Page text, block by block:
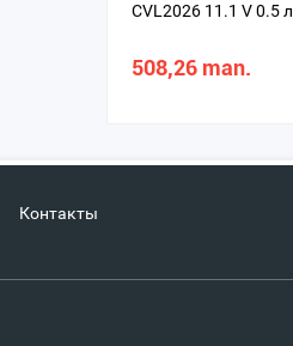
CVL2026 11.1 V 0.5 л
508,26 man.
Контакты